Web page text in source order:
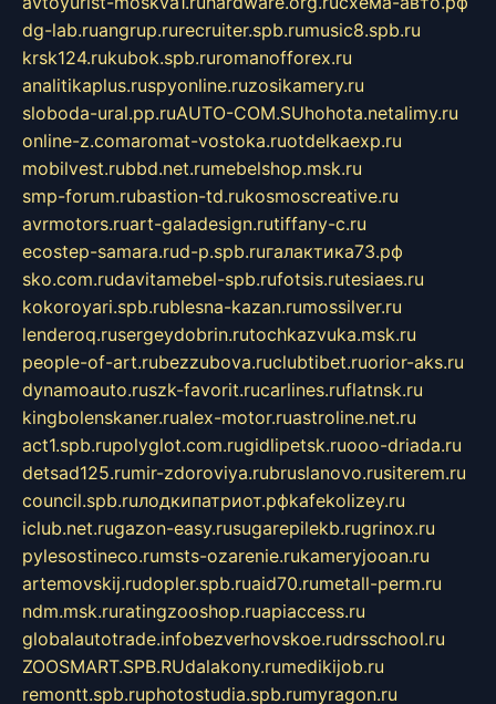
dg-lab.ruangrup.rurecruiter.spb.rumusic8.spb.ru
krsk124.rukubok.spb.ruromanofforex.ru
analitikaplus.ruspyonline.ruzosikamery.ru
sloboda-ural.pp.ruAUTO-COM.SUhohota.netalimy.ru
online-z.comaromat-vostoka.ruotdelkaexp.ru
mobilvest.rubbd.net.rumebelshop.msk.ru
smp-forum.rubastion-td.rukosmoscreative.ru
avrmotors.ruart-galadesign.rutiffany-c.ru
ecostep-samara.rud-p.spb.ruгалактика73.рф
sko.com.rudavitamebel-spb.rufotsis.rutesiaes.ru
kokoroyari.spb.rublesna-kazan.rumossilver.ru
lenderoq.rusergeydobrin.rutochkazvuka.msk.ru
people-of-art.rubezzubova.ruclubtibet.ruorior-aks.ru
dynamoauto.ruszk-favorit.rucarlines.ruflatnsk.ru
kingbolenskaner.rualex-motor.ruastroline.net.ru
act1.spb.rupolyglot.com.rugidlipetsk.ruooo-driada.ru
detsad125.rumir-zdoroviya.rubruslanovo.rusiterem.ru
council.spb.ruлодкипатриот.рфkafekolizey.ru
iclub.net.rugazon-easy.rusugarepilekb.rugrinox.ru
pylesostineco.rumsts-ozarenie.rukameryjooan.ru
artemovskij.rudopler.spb.ruaid70.rumetall-perm.ru
ndm.msk.ruratingzooshop.ruapiaccess.ru
globalautotrade.infobezverhovskoe.rudrsschool.ru
ZOOSMART.SPB.RUdalakony.rumedikijob.ru
remontt.spb.ruphotostudia.spb.rumyragon.ru